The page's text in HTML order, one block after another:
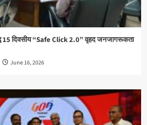
15 दिवसीय “Safe Click 2.0” वृहद जनजागरूकता
June 16, 2026